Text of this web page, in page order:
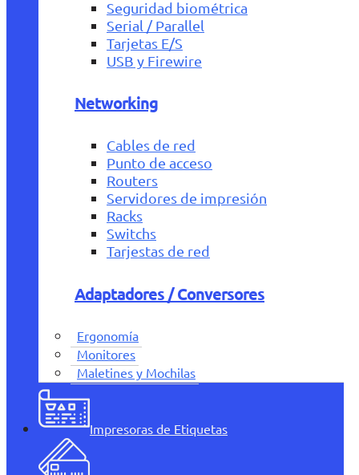
Seguridad biométrica
Serial / Parallel
Tarjetas E/S
USB y Firewire
Networking
Cables de red
Punto de acceso
Routers
Servidores de impresión
Racks
Switchs
Tarjestas de red
Adaptadores / Conversores
Ergonomía
Monitores
Maletines y Mochilas
Impresoras de Etiquetas